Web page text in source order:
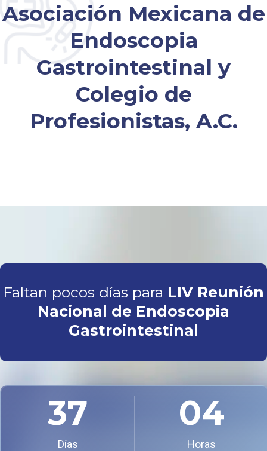
Asociación Mexicana de
Endoscopia
Gastrointestinal y
Colegio de
Profesionistas, A.C.
Faltan pocos días para LIV Reunión
Nacional de Endoscopia
Gastrointestinal
37
Días
04
Horas